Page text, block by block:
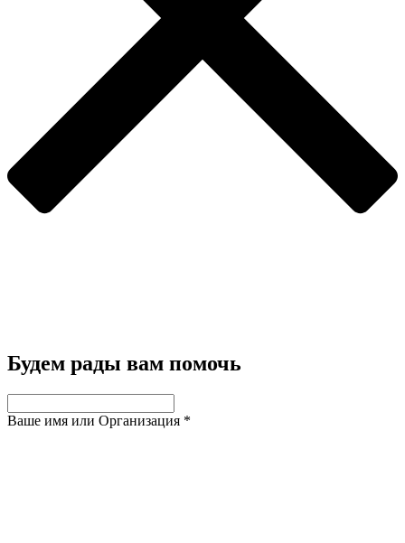
Будем рады вам помочь
Ваше имя или Организация *